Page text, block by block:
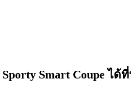
Smart Coupe ได้